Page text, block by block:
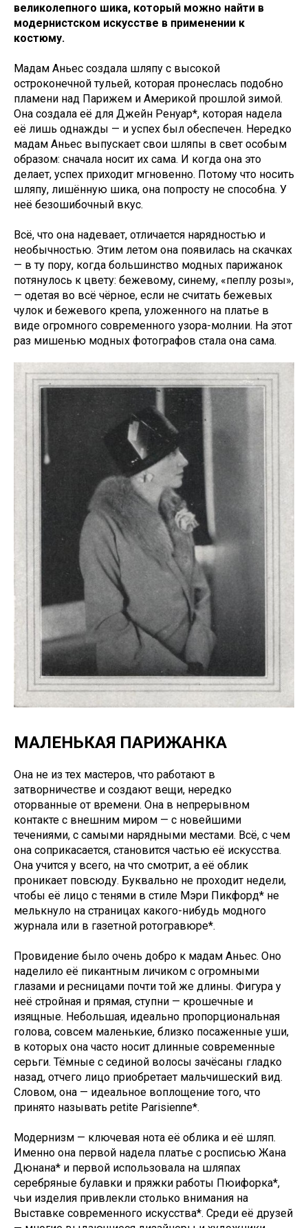
великолепного шика, который можно найти в
модернистском искусстве в применении к
костюму.
Мадам Аньес создала шляпу с высокой
остроконечной тульей, которая пронеслась подобно
пламени над Парижем и Америкой прошлой зимой.
Она создала её для Джейн Ренуар*, которая надела
её лишь однажды — и успех был обеспечен. Нередко
мадам Аньес выпускает свои шляпы в свет особым
образом: сначала носит их сама. И когда она это
делает, успех приходит мгновенно. Потому что носить
шляпу, лишённую шика, она попросту не способна. У
неё безошибочный вкус.
Всё, что она надевает, отличается нарядностью и
необычностью. Этим летом она появилась на скачках
— в ту пору, когда большинство модных парижанок
потянулось к цвету: бежевому, синему, «пеплу розы»,
— одетая во всё чёрное, если не считать бежевых
чулок и бежевого крепа, уложенного на платье в
виде огромного современного узора-молнии. На этот
раз мишенью модных фотографов стала она сама.
МАЛЕНЬКАЯ ПАРИЖАНКА
Она не из тех мастеров, что работают в
затворничестве и создают вещи, нередко
оторванные от времени. Она в непрерывном
контакте с внешним миром — с новейшими
течениями, с самыми нарядными местами. Всё, с чем
она соприкасается, становится частью её искусства.
Она учится у всего, на что смотрит, а её облик
проникает повсюду. Буквально не проходит недели,
чтобы её лицо с тенями в стиле Мэри Пикфорд* не
мелькнуло на страницах какого-нибудь модного
журнала или в газетной ротогравюре*.
Провидение было очень добро к мадам Аньес. Оно
наделило её пикантным личиком с огромными
глазами и ресницами почти той же длины. Фигура у
неё стройная и прямая, ступни — крошечные и
изящные. Небольшая, идеально пропорциональная
голова, совсем маленькие, близко посаженные уши,
в которых она часто носит длинные современные
серьги. Тёмные с сединой волосы зачёсаны гладко
назад, отчего лицо приобретает мальчишеский вид.
Словом, она — идеальное воплощение того, что
принято называть petite Parisienne*.
Модернизм — ключевая нота её облика и её шляп.
Именно она первой надела платье с росписью Жана
Дюнана* и первой использовала на шляпах
серебряные булавки и пряжки работы Пюифорка*,
чьи изделия привлекли столько внимания на
Выставке современного искусства*. Среди её друзей